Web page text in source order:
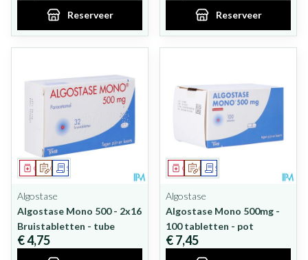
Reserveer Reserveer
Op voorschrift
GeneesmiddelSchriftelijke aanvraag
Algostase
Algostase Mono 500 - 2x16
Bruistabletten - tube
€ 4,75
Op voorschrift
GeneesmiddelSchriftelijke aanvraag
Algostase
Algostase Mono 500mg -
100 tabletten - pot
€ 7,45